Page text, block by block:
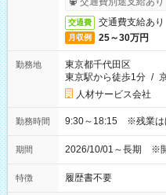
交通費 交通費支給あり
月収例 25～30万円
勤務地
東京都千代田区
東京駅から徒歩1分 /
人材サービス会社
勤務時間 9:30～18:15 ※残業は
期間 2026/10/01～長期 ※
特徴 履歴書不要